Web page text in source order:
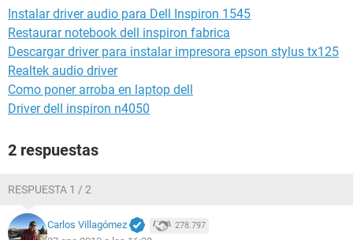
Version EVEREST v2.20.405
Homepagehttp://www.lavalys.com/
Report Type Report Wizard
Computer KIREN-PC
Generator Kiren
Operating System Microsoft Windows Vista Home Edition
6.0.6002 (WinVista Beta)
Time 12:04
--------[ Summary ]-----------------------------------------------------------------------------
------------------------
Instalar driver audio para Dell Inspiron 1545
Restaurar notebook dell inspiron fabrica
Descargar driver para instalar impresora epson stylus tx125
Realtek audio driver
Como poner arroba en laptop dell
Driver dell inspiron n4050
2 respuestas
RESPUESTA 1 / 2
Carlos Villagómez 278.797